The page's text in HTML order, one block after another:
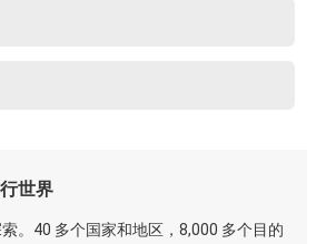
世界
。40 多个国家和地区，8,000 多个目的